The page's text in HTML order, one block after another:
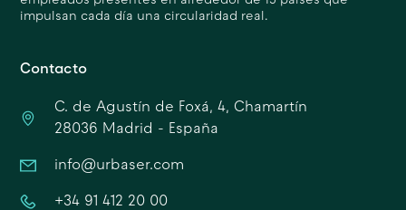
impulsan cada día una circularidad real.
Contacto
C. de Agustín de Foxá, 4, Chamartín
28036 Madrid - España
info@urbaser.com
+34 91 412 20 00